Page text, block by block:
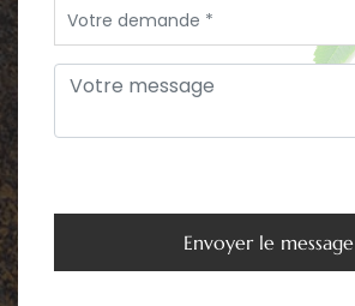
Envoyer le message